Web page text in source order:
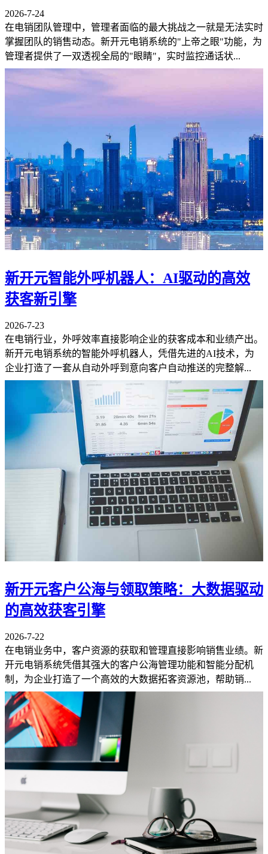
2026-7-24
在电销团队管理中，管理者面临的最大挑战之一就是无法实时
掌握团队的销售动态。新开元电销系统的"上帝之眼"功能，为
管理者提供了一双透视全局的"眼睛"，实时监控通话状...
新开元智能外呼机器人：AI驱动的高效
获客新引擎
2026-7-23
在电销行业，外呼效率直接影响企业的获客成本和业绩产出。
新开元电销系统的智能外呼机器人，凭借先进的AI技术，为
企业打造了一套从自动外呼到意向客户自动推送的完整解...
新开元客户公海与领取策略：大数据驱动
的高效获客引擎
2026-7-22
在电销业务中，客户资源的获取和管理直接影响销售业绩。新
开元电销系统凭借其强大的客户公海管理功能和智能分配机
制，为企业打造了一个高效的大数据拓客资源池，帮助销...